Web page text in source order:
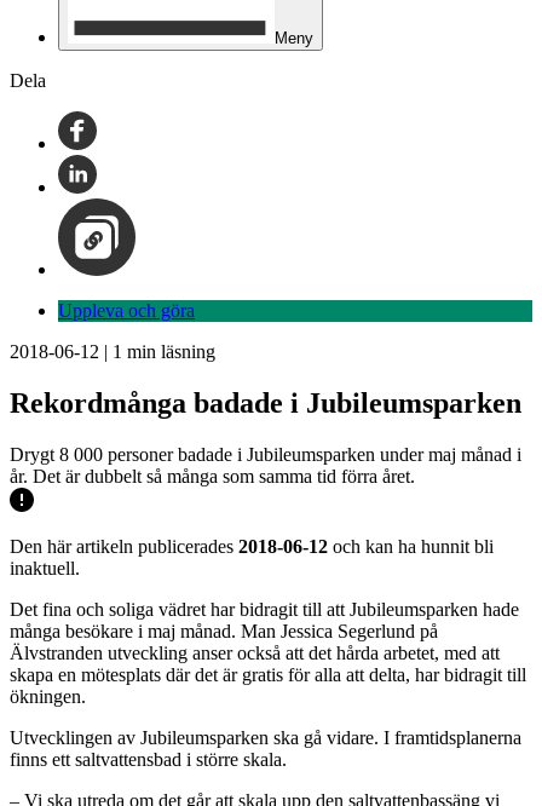
Meny
Dela
Uppleva och göra
2018-06-12 | 1 min läsning
Rekordmånga badade i Jubileumsparken
Drygt 8 000 personer badade i Jubileumsparken under maj månad i
år. Det är dubbelt så många som samma tid förra året.
Den här artikeln publicerades 2018-06-12 och kan ha hunnit bli
inaktuell.
Det fina och soliga vädret har bidragit till att Jubileumsparken hade
många besökare i maj månad. Man Jessica Segerlund på
Älvstranden utveckling anser också att det hårda arbetet, med att
skapa en mötesplats där det är gratis för alla att delta, har bidragit till
ökningen.
Utvecklingen av Jubileumsparken ska gå vidare. I framtidsplanerna
finns ett saltvattensbad i större skala.
– Vi ska utreda om det går att skala upp den saltvattenbassäng vi